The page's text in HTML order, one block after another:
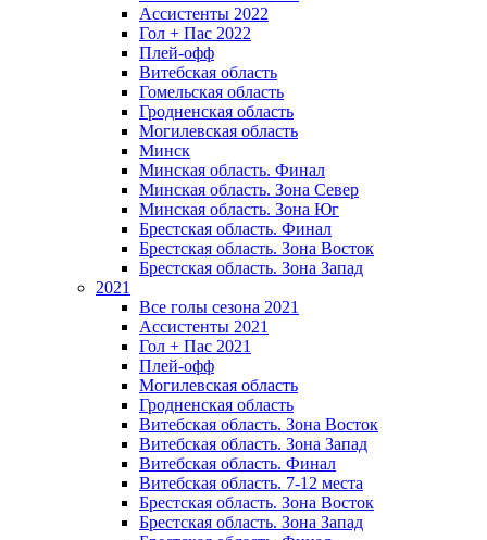
Ассистенты 2022
Гол + Пас 2022
Плей-офф
Витебская область
Гомельская область
Гродненская область
Могилевская область
Минск
Mинская область. Финал
Минская область. Зона Север
Минская область. Зона Юг
Брестская область. Финал
Брестская область. Зона Восток
Брестская область. Зона Запад
2021
Все голы сезона 2021
Ассистенты 2021
Гол + Пас 2021
Плей-офф
Могилевская область
Гродненская область
Витебская область. Зона Восток
Витебская область. Зона Запад
Витебская область. Финал
Витебская область. 7-12 места
Брестская область. Зона Восток
Брестская область. Зона Запад